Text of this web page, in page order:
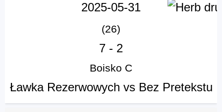
2025-05-31
(26)
7 - 2
Boisko C
Ławka Rezerwowych vs Bez Pretekstu